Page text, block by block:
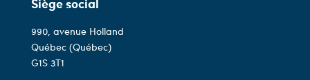
990, avenue Holland
Québec (Québec)
G1S 3T1